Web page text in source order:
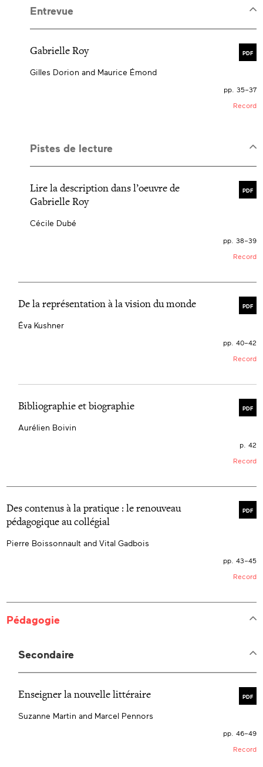
Entrevue
PDF
Gabrielle Roy
Gilles Dorion and Maurice Émond
pp. 35–37
Record
Pistes de lecture
PDF
Lire la description dans l’oeuvre de
Gabrielle Roy
Cécile Dubé
pp. 38–39
Record
PDF
De la représentation à la vision du monde
Éva Kushner
pp. 40–42
Record
PDF
Bibliographie et biographie
Aurélien Boivin
p. 42
Record
PDF
Des contenus à la pratique : le renouveau
pédagogique au collégial
Pierre Boissonnault and Vital Gadbois
pp. 43–45
Record
Pédagogie
Secondaire
PDF
Enseigner la nouvelle littéraire
Suzanne Martin and Marcel Pennors
pp. 46–49
Record